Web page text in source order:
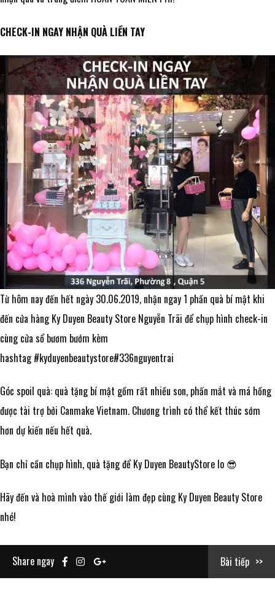
CHECK-IN NGAY NHẬN QUÀ LIỀN TAY
Từ hôm nay đến hết ngày 30.06.2019, nhận ngay 1 phần quà bí mật khi
đến cửa hàng Ky Duyen Beauty Store Nguyễn Trãi để chụp hình check-in
cùng cửa sổ bươm bướm kèm
hashtag#kyduyenbeautystore#336nguyentrai
Góc spoil quà: quà tặng bí mật gồm rất nhiều son, phấn mắt và má hồng
được tài trợ bởi Canmake Vietnam. Chương trình có thể kết thúc sớm
hơn dự kiến nếu hết quà.
Bạn chỉ cần chụp hình, quà tặng để Ky Duyen BeautyStore lo 😎
Hãy đến và hoà mình vào thế giới làm đẹp cùng Ky Duyen Beauty Store
nhé!
Share ngay Bài tiếp